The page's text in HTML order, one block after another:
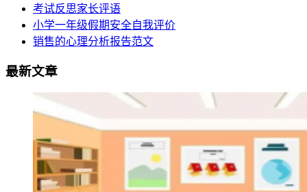
考试反思家长评语
小学一年级假期安全自我评价
销售的心理分析报告范文
最新文章